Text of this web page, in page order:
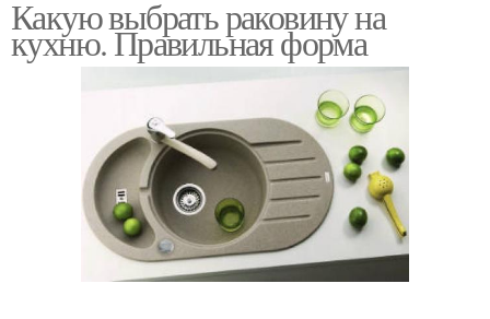
Какую выбрать раковину на
кухню. Правильная форма